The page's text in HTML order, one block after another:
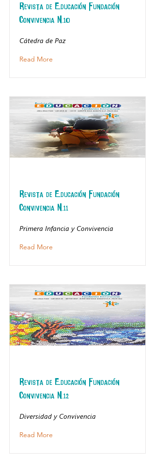
Revista de Educación Fundación
Convivencia N.10
Cátedra de Paz
Read More
Revista de Educación Fundación
Convivencia N.11
Primera Infancia y Convivencia
Read More
Revista de Educación Fundación
Convivencia N.12
Diversidad y Convivencia
Read More